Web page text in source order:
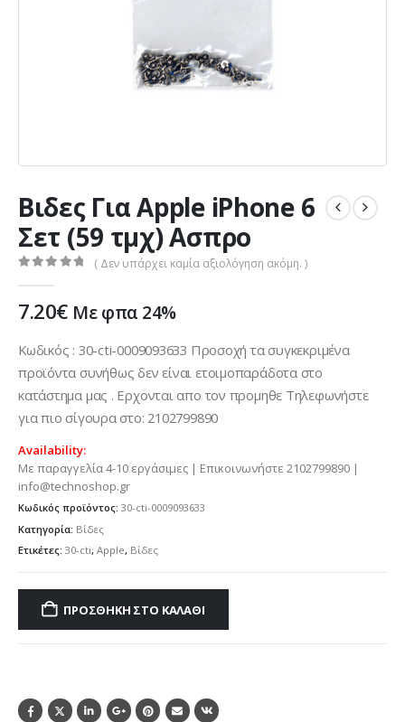
Βιδες Για Apple iPhone 6
Σετ (59 τμχ) Ασπρο
( Δεν υπάρχει καμία αξιολόγηση ακόμη. )
7.20€ Με φπα 24%
Κωδικός : 30-cti-0009093633 Προσοχή τα συγκεκριμένα
προϊόντα συνήθως δεν είναι ετοιμοπαράδοτα στο
κατάστημα μας . Ερχονται απο τον προμηθε Τηλεφωνήστε
για πιο σίγουρα στο: 2102799890
Availability:
Με παραγγελία 4-10 εργάσιμες | Επικοινωνήστε 2102799890 |
info@technoshop.gr
Κωδικός προϊόντος: 30-cti-0009093633
Κατηγορία: Βίδες
Ετικέτες: 30-cti, Apple, Βίδες
ΠΡΟΣΘΉΚΗ ΣΤΟ ΚΑΛΆΘΙ